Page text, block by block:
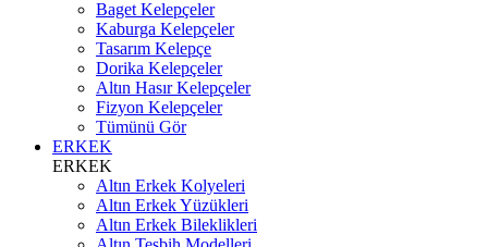
Baget Kelepçeler
Kaburga Kelepçeler
Tasarım Kelepçe
Dorika Kelepçeler
Altın Hasır Kelepçeler
Fizyon Kelepçeler
Tümünü Gör
ERKEK
ERKEK
Altın Erkek Kolyeleri
Altın Erkek Yüzükleri
Altın Erkek Bileklikleri